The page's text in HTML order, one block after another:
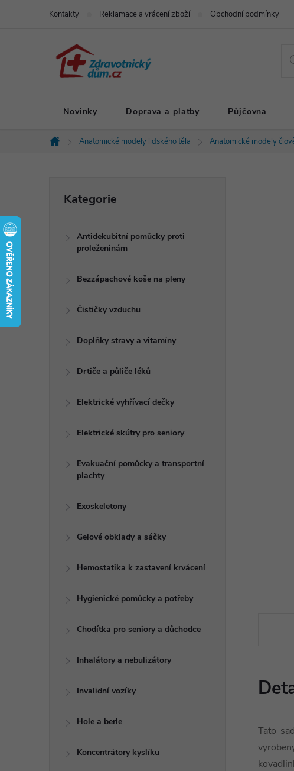
Kontakty Reklamace a vrácení zboží Obchodní podmínky
Novinky Doprava a platby Půjčovna
Domů
Anatomické modely lidského těla Anatomické modely
kategorie
Kategorie
Antidekubitní pomůcky proti
proleženinám
Bezzápachové koše na pleny
Čističky vzduchu
Doplňky stravy a vitamíny
Drtiče a půliče léků
Elektrické vyhřívací dečky
Elektrické skútry pro seniory
Evakuační pomůcky a transportní
plachty
Exoskeletony
Gelové obklady a sáčky
Hemostatika k zastavení krvácení
Hygienické pomůcky a potřeby
Chodítka pro seniory a důchodce
Inhalátory a nebulizátory
Invalidní vozíky
Hole a berle
Koncentrátory kyslíku
Tato